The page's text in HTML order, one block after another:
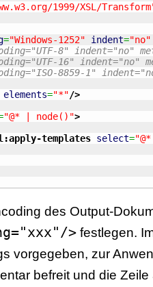
1999/XSL/
="Windows-1252" indent="no"
8" indent="no"
16" indent="no"
8859-1"
elements="*"/>
"@* | node()">
templates select=
des Output-
> festlegen.
vorgegeben, zur
befreit und die Zeile